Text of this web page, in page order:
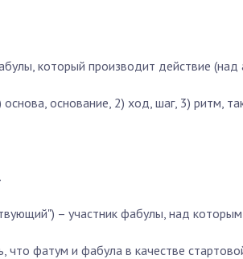
который производит действие (над
основа, основание, 2) ход, шаг, 3) ритм,
– участник фабулы, над
что фатум и фабула в качестве